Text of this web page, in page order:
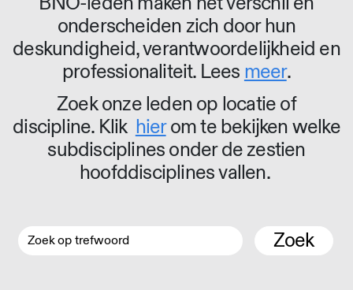
onderscheiden zich door hun
deskundigheid, verantwoordelijkheid en
professionaliteit. Lees meer.
Zoek onze leden op locatie of
discipline. Klik hierom te bekijken welke
subdisciplines onder de zestien
hoofddisciplines vallen.
Zoek